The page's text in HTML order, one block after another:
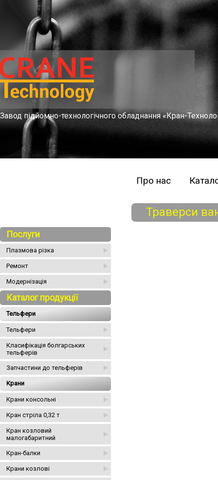
Завод підйомно-технологічного обладнання «Кран-
Про нас
Послуги
Плазмова різка
Ремонт
Модернізація
Каталог продукції
Тельфери
Тельфери
Класифікація болгарських
тельферів
Запчастини до тельферів
Крани
Крани консольні
Кран стріла 0,32 т
Кран козловий
малогабаритний
Кран-балки
Крани козлові
Траверси